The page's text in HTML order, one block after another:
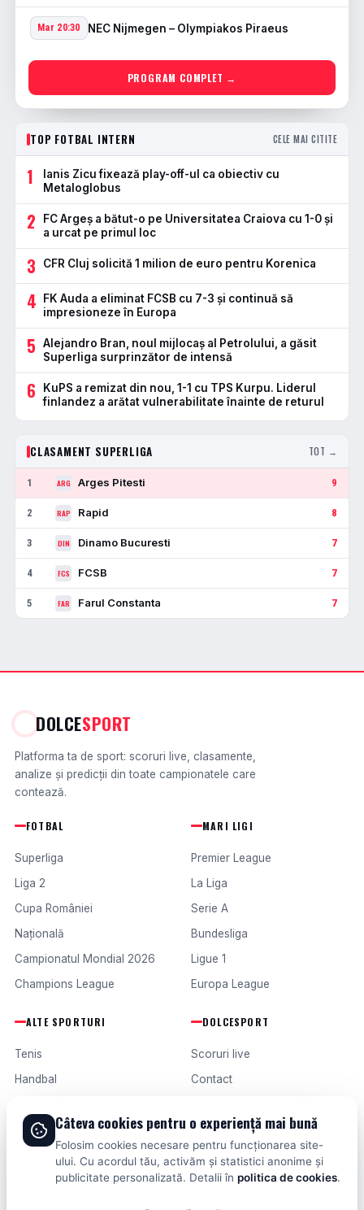
Mar 20:30 NEC Nijmegen – Olympiakos Piraeus
PROGRAM COMPLET →
TOP FOTBAL INTERN CELE MAI CITITE
1
Ianis Zicu fixează play-off-ul ca obiectiv cu
Metaloglobus
2
FC Argeș a bătut-o pe Universitatea Craiova cu 1-0 și
a urcat pe primul loc
3 CFR Cluj solicită 1 milion de euro pentru Korenica
4
FK Auda a eliminat FCSB cu 7-3 și continuă să
impresioneze în Europa
5
Alejandro Bran, noul mijlocaș al Petrolului, a găsit
Superliga surprinzător de intensă
6
KuPS a remizat din nou, 1-1 cu TPS Kurpu. Liderul
finlandez a arătat vulnerabilitate înainte de returul
CLASAMENT SUPERLIGA TOT →
1 ARG Arges Pitesti 9
2 RAP Rapid 8
3 DIN Dinamo Bucuresti 7
4 FCS FCSB 7
5 FAR Farul Constanta 7
DOLCESPORT
Platforma ta de sport: scoruri live, clasamente,
analize și predicții din toate campionatele care
contează.
FOTBAL
Superliga
Liga 2
Cupa României
Națională
Campionatul Mondial 2026
Champions League
MARI LIGI
Premier League
La Liga
Serie A
Bundesliga
Ligue 1
Europa League
ALTE SPORTURI
Tenis
Handbal
Formula 1
Fotbal intern
Fotbal extern
DOLCESPORT
Scoruri live
Contact
Termeni și condiții
Câteva cookies pentru o experiență mai bună
Folosim cookies necesare pentru funcționarea site-
ului. Cu acordul tău, activăm și statistici anonime și
publicitate personalizată. Detalii în politica de cookies.